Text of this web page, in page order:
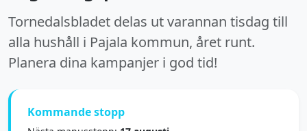
Tornedalsbladet delas ut varannan tisdag till
alla hushåll i Pajala kommun, året runt.
Planera dina kampanjer i god tid!
Kommande stopp